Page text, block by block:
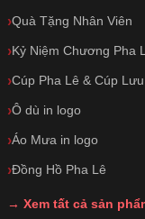
Quà Tặng Nhân Viên
Kỷ Niệm Chương Pha
Cúp Pha Lê & Cúp
Ô dù in logo
Áo Mưa in logo
Đồng Hồ Pha Lê
→ Xem tất cả sản